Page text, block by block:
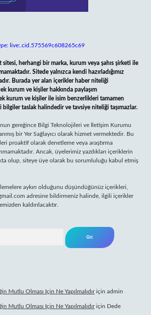
live:.cid.575569c608265c69
sitesi, herhangi bir marka, kurum veya şahıs şirketi ile
Sitede yalnızca kendi hazırladığımız
Burada yer alan içerikler haber niteliği
kurum ve kişiler hakkında paylaşım
kurum ve kişiler ile isim benzerlikleri tamamen
taslak halindedir ve tavsiye niteliği taşımazlar.
gereğince Bilgi Teknolojileri ve İletişim Kurumu
bir Yer Sağlayıcı olarak hizmet vermektedir. Bu
proaktif olarak denetleme veya araştırma
Ancak, üyelerimiz yazdıkları içeriklerin
olup, siteye üye olarak bu sorumluluğu kabul etmiş
aykırı olduğunu düşündüğünüz içerikleri,
adresine bildirmeniz halinde, ilgili içerikler
kaldırılacaktır.
Mutlu Olması Için Ne Yapılmalıdıriçin admin
Mutlu Olması Için Ne Yapılmalıdıriçin Dede